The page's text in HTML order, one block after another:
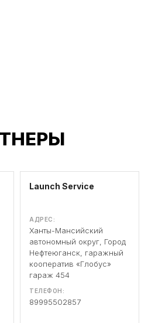
Launch Service
АДРЕС:
Ханты-Мансийский
автономный округ, Город
Нефтеюганск, гаражный
кооператив «Глобус»
гараж 454
ТЕЛЕФОН:
89995502857